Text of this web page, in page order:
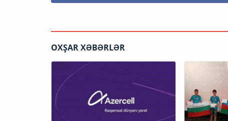
OXŞAR XƏBƏRLƏR